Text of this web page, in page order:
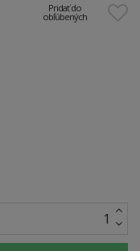
Pridať do
obľúbených